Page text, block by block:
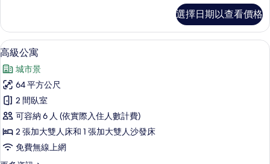
片
公
寓
的
情
選擇日期以查看價格
顯
示
高
級
公
寓
的
14
高級公寓
城市景
64 平方公尺
2 間臥室
可容納 6 人 (依實際入住人數計費)
2 張加大雙人床和 1 張加大雙人沙發床
免費無線上網